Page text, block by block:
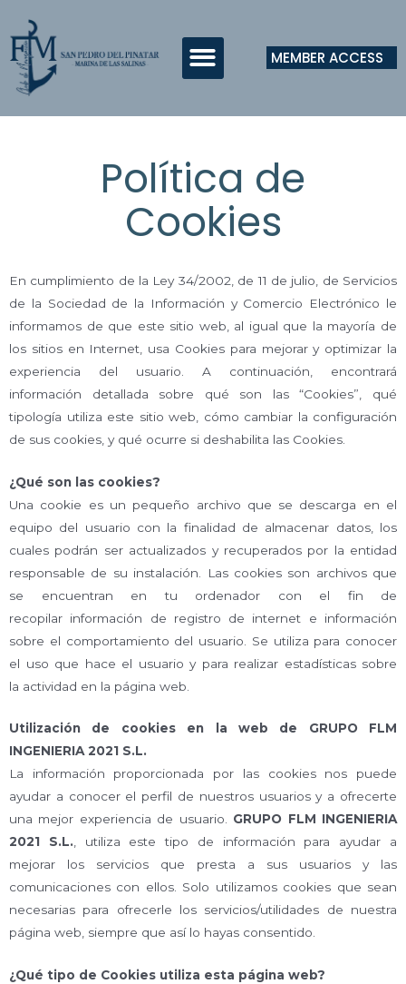
MEMBER ACCESS
Política de
Cookies
En cumplimiento de la Ley 34/2002, de 11 de julio, de Servicios
de la Sociedad de la Información y Comercio Electrónico le
informamos de que este sitio web, al igual que la mayoría de
los sitios en Internet, usa Cookies para mejorar y optimizar la
experiencia del usuario. A continuación, encontrará
información detallada sobre qué son las “Cookies”, qué
tipología utiliza este sitio web, cómo cambiar la configuración
de sus cookies, y qué ocurre si deshabilita las Cookies.
¿Qué son las cookies?
Una cookie es un pequeño archivo que se descarga en el
equipo del usuario con la finalidad de almacenar datos, los
cuales podrán ser actualizados y recuperados por la entidad
responsable de su instalación. Las cookies son archivos que
se encuentran en tu ordenador con el fin de
recopilar información de registro de internet e información
sobre el comportamiento del usuario. Se utiliza para conocer
el uso que hace el usuario y para realizar estadísticas sobre
la actividad en la página web.
Utilización de cookies en la web de GRUPO FLM
INGENIERIA 2021 S.L.
La información proporcionada por las cookies nos puede
ayudar a conocer el perfil de nuestros usuarios y a ofrecerte
una mejor experiencia de usuario. GRUPO FLM INGENIERIA
2021 S.L., utiliza este tipo de información para ayudar a
mejorar los servicios que presta a sus usuarios y las
comunicaciones con ellos. Solo utilizamos cookies que sean
necesarias para ofrecerle los servicios/utilidades de nuestra
página web, siempre que así lo hayas consentido.
¿Qué tipo de Cookies utiliza esta página web?